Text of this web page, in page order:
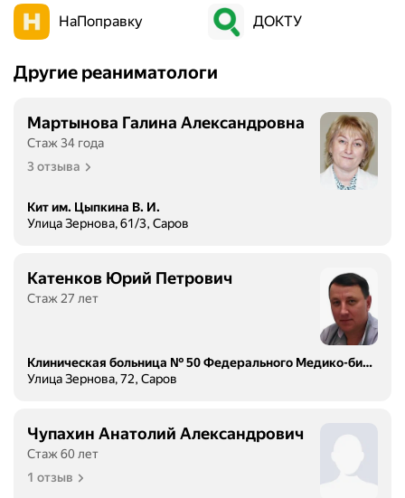
НаПоправку ДОКТУ
Другие реаниматологи
Мартынова Галина Александровна
Стаж 34 года
3 отзыва
Кит им. Цыпкина В. И.
Улица Зернова, 61/3, Саров
Катенков Юрий Петрович
Стаж 27 лет
Клиническая больница № 50 Федерального Медико-биологического Агентства
Улица Зернова, 72, Саров
Чупахин Анатолий Александрович
Стаж 60 лет
1 отзыв